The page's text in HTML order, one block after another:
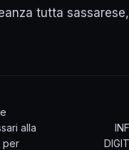
tutta
alla
per